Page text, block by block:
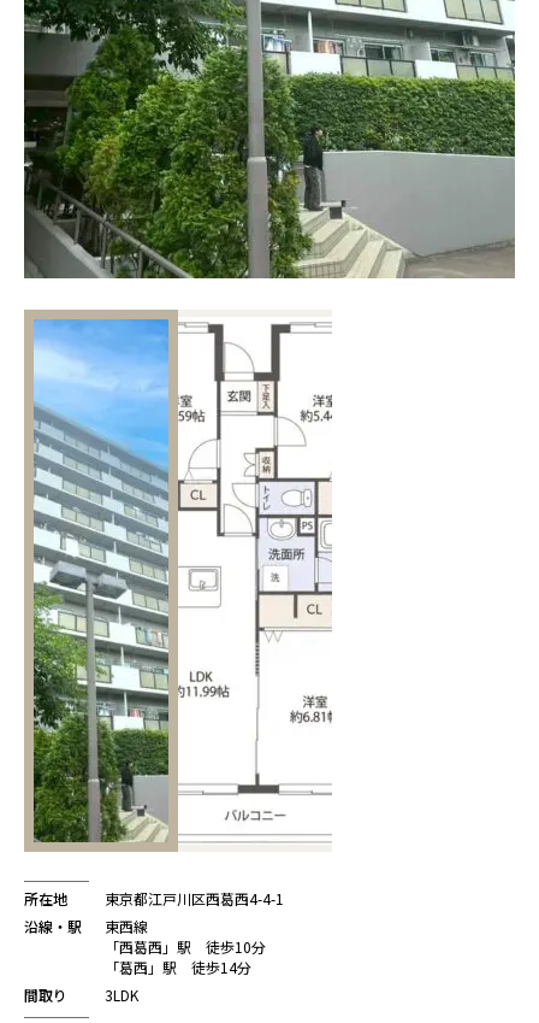
所在地
東京都江戸川区西葛西4-4-1
沿線・駅
東西線
「西葛西」駅 徒歩10分
「葛西」駅 徒歩14分
間取り
3LDK